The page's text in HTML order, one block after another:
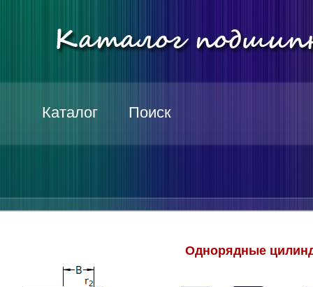
Каталог Поиск
Однорядные